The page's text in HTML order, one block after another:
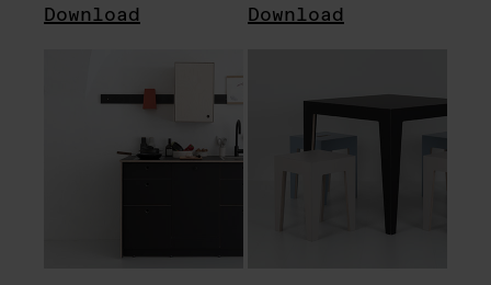
Download Download